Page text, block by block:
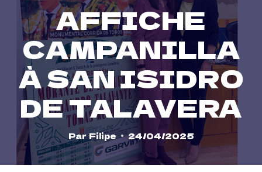
AFFICHE
CAMPANILLA
À SAN ISIDRO
DE TALAVERA
ParFilipe 24/04/2025